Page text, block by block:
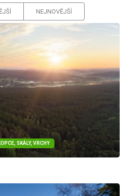
NEJNOVĚJŠÍ
SKÁLY, VRCHY